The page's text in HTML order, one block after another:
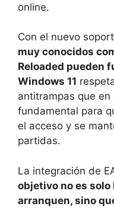
online.
Con el nuevo
muy conocidos
Reloaded pueden
Windows 11
antitrampas que
fundamental para
el acceso y se
partidas.
La integración de
objetivo no es solo
arranquen, sino